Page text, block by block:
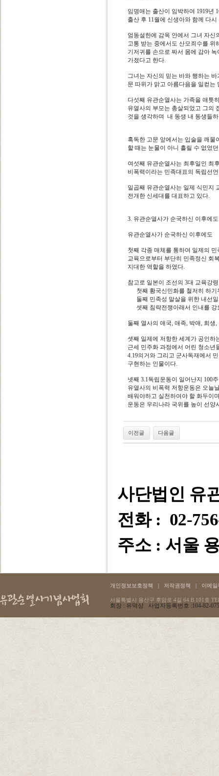
임명애는 출산이 임박하여 1919년
출산 후 11월에 신생아와 함께 다
엄동설한에 감옥 안에서 그녀 자신
고통 받는 중에서도 산모죄수를 위
기저귀를 손으로 짜서 몸에 감아
가졌다고 한다.
그녀는 자신의 믿는 바와 행하는
문 따위가 맑고 아름다음을 일컫는
다섯째 유관순열사는 가족을 애틋
유열사의 부모는 총살되었고 그의
것을 생각하며 내 동생 내 동생들
혹독한 고문 앞에서는 입술을 깨물
할 때는 눈물이 아니 흘릴 수 없었
여섯째 유관순열사는 최후일인 최
비폭력이라는 민족대표의 독립선
일곱째 유관순열사는 일제 식민지
전개한 신세대를 대표하고 있다.
3. 유관순열사가 순국하신 이후에도
유관순열사가 순국하신 이후에도
첫째 각종 매체를 통하여 일제의
교육으로부터 부단히 민족정신 회
지대한 역할을 하였다.
참고로 일본이 조선의 3대 교육강령
첫째 황국신민화를 철저히 하기
둘째 민족성 말살을 위한 내선
셋째 침략전쟁아래서 인내를 강
둘째 열사의 애국, 애족, 박애, 희
셋째 일제에 저항한 세계가 공인하
근세 민주화 과정에서 어린 청소년
4.19의거와 그리고 군사독재에서
구현하는 인물이다.
넷째 3.1독립운동이 일어난지 100
유열사의 비폭력 저항운동은 오늘
배워야하고 실천하여야 할 화두이
운동은 우리나라 국위를 높이 선양
이전글 다음글
사단법인 유
전화 : 02-
주소 : 서울
개인정보보호정책 | 저작권정책 | 이메일
서울특별시 용산구 후암로 4길 64 B 101호
회장 : 유덕상 사업자등록번호 :104-82-